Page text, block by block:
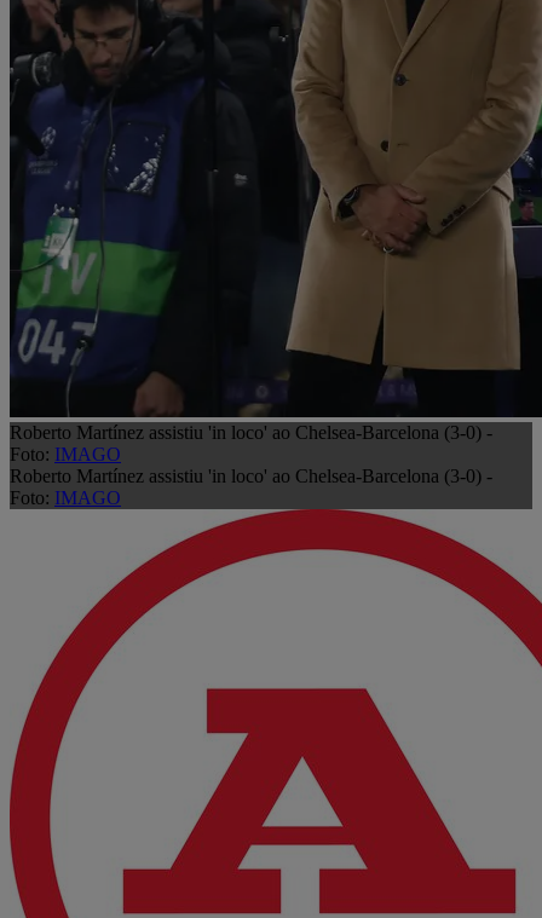
Roberto Martínez assistiu 'in loco' ao Chelsea-Barcelona (3-0) -
Foto: IMAGO
Roberto Martínez assistiu 'in loco' ao Chelsea-Barcelona (3-0) -
Foto: IMAGO